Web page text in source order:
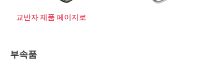
교반자 제품 페이지로
부속품